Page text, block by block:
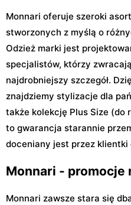
Monnari oferuje szeroki
stworzonych z myślą o
Odzież marki jest
specjalistów, którzy
najdrobniejszy szczegół.
znajdziemy stylizacje dla
także kolekcję Plus Size (do
to gwarancja starannie
doceniany jest przez klientki
Monnari - promocje
Monnari zawsze stara się